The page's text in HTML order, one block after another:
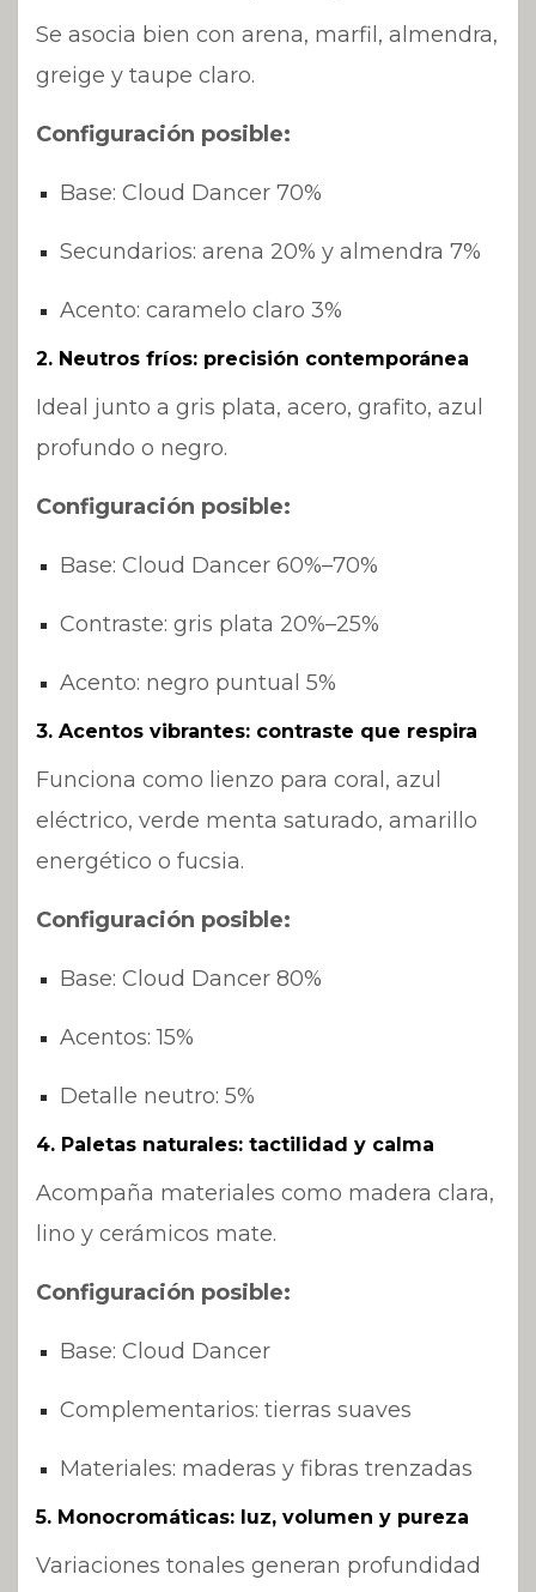
Se asocia bien con arena, marfil, almendra,
greige y taupe claro.
Configuración posible:
Base: Cloud Dancer 70%
Secundarios: arena 20% y almendra 7%
Acento: caramelo claro 3%
2. Neutros fríos: precisión contemporánea
Ideal junto a gris plata, acero, grafito, azul
profundo o negro.
Configuración posible:
Base: Cloud Dancer 60%–70%
Contraste: gris plata 20%–25%
Acento: negro puntual 5%
3. Acentos vibrantes: contraste que respira
Funciona como lienzo para coral, azul
eléctrico, verde menta saturado, amarillo
energético o fucsia.
Configuración posible:
Base: Cloud Dancer 80%
Acentos: 15%
Detalle neutro: 5%
4. Paletas naturales: tactilidad y calma
Acompaña materiales como madera clara,
lino y cerámicos mate.
Configuración posible:
Base: Cloud Dancer
Complementarios: tierras suaves
Materiales: maderas y fibras trenzadas
5. Monocromáticas: luz, volumen y pureza
Variaciones tonales generan profundidad